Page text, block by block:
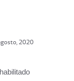
2020